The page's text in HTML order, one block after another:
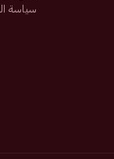
سياسة